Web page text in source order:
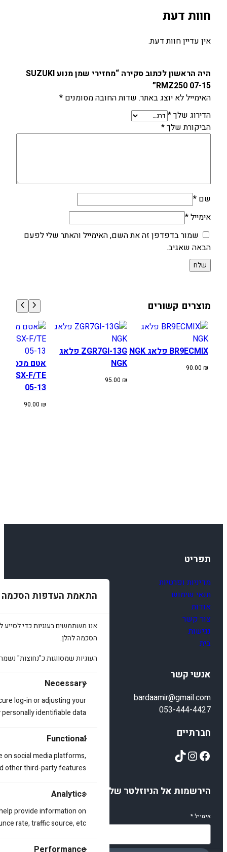
התאמת העדפות הסכמה
אנו משתמשים בעוגיות כדי לסייע
הסכמה להלן.
העוגיות שמסווגות כ"נחוצות"
Necessary
log-in or adjusting your
identifiable data.
Functional
social media platforms,
other third-party features.
Analytics
provide information on
rate, traffic source, etc.
Performance
2
0
-
1
5
חוות דעת
אין עדיין חוות דעת.
היה הראשון לכתוב סקירה “מחזירי שמן מנוע SUZUKI
RMZ250 07-15”
האימייל לא יוצג באתר. שדות החובה מסומנים *
הדירוג שלך*
הביקורת שלך*
שם *
אימייל*
שמור בדפדפן זה את השם, האימייל והאתר שלי לפעם
הבאה שאגיב.
מוצרים קשורים
BR9ECMIX פלאג NGK
90.00 ₪
ZGR7GI-13G פלאג
NGK
95.00₪
אטם מכסה
SX-F/TE
05-13
90.00₪
תפריט
מדיניות ופרטיות
תנאי שימוש
אודות
צור קשר
נגישות
בית
אנשי קשר
bardaamir@gmail.com
053-444-4427
חברתיים
Facebook
Instagram
TikTok
הירשמות אל הניוזלטר שלנו
אימייל*